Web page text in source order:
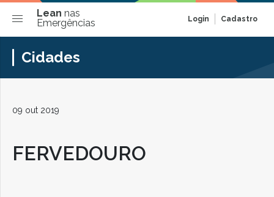
Lean nas
Emergências
Login Cadastro
Cidades
09 out 2019
FERVEDOURO